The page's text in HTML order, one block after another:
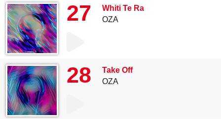
27
Whiti Te Ra
OZA
28
Take Off
OZA